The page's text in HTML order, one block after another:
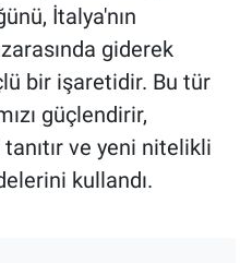
İtalya'nın
giderek
bir işaretidir. Bu tür
güçlendirir,
ve yeni nitelikli
kullandı.